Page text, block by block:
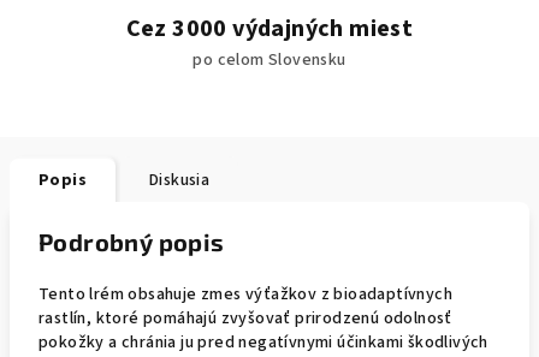
Cez 3000 výdajných miest
po celom Slovensku
Popis Diskusia
Podrobný popis
Tento lrém obsahuje zmes výťažkov z bioadaptívnych
rastlín, ktoré pomáhajú zvyšovať prirodzenú odolnosť
pokožky a chránia ju pred negatívnymi účinkami škodlivých